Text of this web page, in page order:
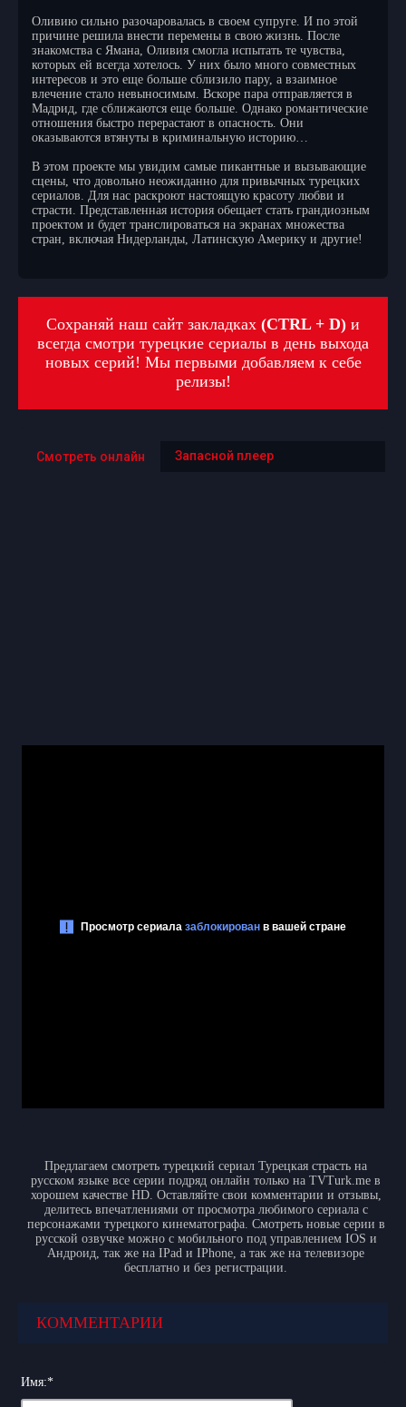
Оливию сильно разочаровалась в своем супруге. И по этой
причине решила внести перемены в свою жизнь. После
знакомства с Ямана, Оливия смогла испытать те чувства,
которых ей всегда хотелось. У них было много совместных
интересов и это еще больше сблизило пару, а взаимное
влечение стало невыносимым. Вскоре пара отправляется в
Мадрид, где сближаются еще больше. Однако романтические
отношения быстро перерастают в опасность. Они
оказываются втянуты в криминальную историю…
В этом проекте мы увидим самые пикантные и вызывающие
сцены, что довольно неожиданно для привычных турецких
сериалов. Для нас раскроют настоящую красоту любви и
страсти. Представленная история обещает стать грандиозным
проектом и будет транслироваться на экранах множества
стран, включая Нидерланды, Латинскую Америку и другие!
Сохраняй наш сайт закладках (CTRL + D) и
всегда смотри турецкие сериалы в день выхода
новых серий! Мы первыми добавляем к себе
релизы!
Смотреть онлайн Запасной плеер
Предлагаем смотреть турецкий сериал Турецкая страсть на
русском языке все серии подряд онлайн только на TVTurk.me в
хорошем качестве HD. Оставляйте свои комментарии и отзывы,
делитесь впечатлениями от просмотра любимого сериала с
персонажами турецкого кинематографа. Смотреть новые серии в
русской озвучке можно с мобильного под управлением IOS и
Андроид, так же на IPad и IPhone, а так же на телевизоре
бесплатно и без регистрации.
КОММЕНТАРИИ
Имя:*